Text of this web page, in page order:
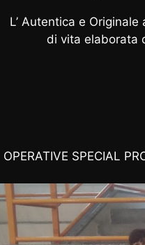
L’ Autentica e
di vita elaborata
OPERATIVE SPECIAL